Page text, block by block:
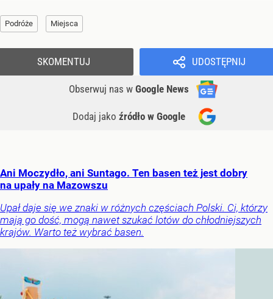
Podróże Miejsca
UDOSTĘPNIJ
Obserwuj nas w Google News
Dodaj jako źródło w Google
SKOMENTUJ
Ani Moczydło, ani Suntago. Ten basen też jest dobry
na upały na Mazowszu
Upał daje się we znaki w różnych częściach Polski. Ci, którzy
mają go dość, mogą nawet szukać lotów do chłodniejszych
krajów. Warto też wybrać basen.